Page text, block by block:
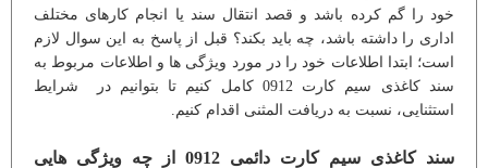
خود را گم کرده باشد و قصد انتقال سند یا انجام کارهای مختلف
اداری را داشته باشد، چه باید بکند؟ قبل از پاسخ به این سوال لازم
است؛ ابتدا اطلاعات خود را در مورد ویژگی ها و اطلاعات مربوط به
سند کاغذی سیم کارت 0912 کامل کنیم تا بتوانیم در شرایط
استثنایی، نسبت به دریافت المثنی اقدام کنیم.
سند کاغذی سیم کارت دائمی 0912 از چه ویژگی هایی